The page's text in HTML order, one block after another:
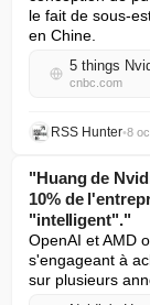
le fait de sous-
en Chine.
cnbc.com
RSS Hunter•8
"Huang de
10% de
"intelligent"."
OpenAI et AMD
s'engageant à
sur plusieurs